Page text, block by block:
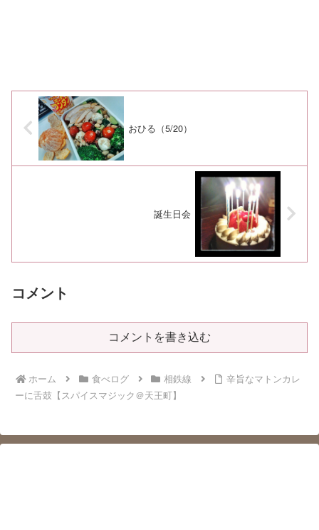
おひる（5/20）
誕生日会
コメント
コメントを書き込む
ホーム 食べログ 相鉄線
辛旨なマトンカレ
ーに舌鼓【スパイスマジック＠天王町】